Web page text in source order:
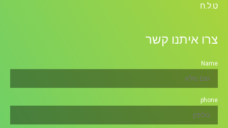
ט.ל.ח
צרו איתנו קשר
Name
phone